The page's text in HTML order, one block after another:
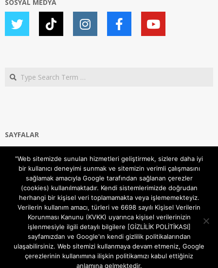
SOSYAL MEDYA
Search
SAYFALAR
Gizlilik ve Çerezler (Cookies) Politikası
Hakkımızda
İletişim Kanalları
MODEM KURULUM
TEKNİK DESTEK
TELEVİZYON SİSTEMLERİ
"Web sitemizde sunulan hizmetleri geliştirmek, sizlere daha iyi
bir kullanıcı deneyimi sunmak ve sitemizin verimli çalışmasını
sağlamak amacıyla Google tarafından sağlanan çerezler
(cookies) kullanılmaktadır. Kendi sistemlerimizde doğrudan
herhangi bir kişisel veri toplamamakta veya işlememekteyiz.
Verilerin kullanım amacı, türleri ve 6698 sayılı Kişisel Verilerin
Korunması Kanunu (KVKK) uyarınca kişisel verilerinizin
işlenmesiyle ilgili detaylı bilgilere [GİZLİLİK POLİTİKASI]
sayfamızdan ve Google'ın kendi gizlilik politikalarından
ulaşabilirsiniz. Web sitemizi kullanmaya devam etmeniz, Google
çerezlerinin kullanımına ilişkin politikamızı kabul ettiğiniz
anlamına gelmektedir.